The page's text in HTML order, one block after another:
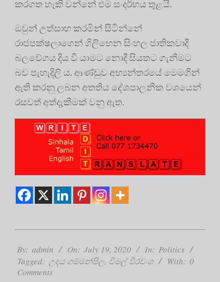
කරගත හැකි වන්නේ එම සංදර්භය තුළයි.
ඔවුන් උත්සාහ කරමින් සිටින්නේ
රාජපක්ෂලාගෙන් ගිලිහෙන සිංහල ජාතිකවාදී
බලවේගය දිය වී යාමට නොදී සියතට ගැනීමට
බව පැහැදිලි ය. ආණ්ඩුව අභ්‍යන්තරයේ මෙමගින්
ඇති කරනු ලබන අතතිය දේශපාලනික වශයෙන්
රසවත් අත්දැකීමක් වනු ඇත.
07-
19
By: admin On: July 19, 2020 In: Politics
Tagged: උදය ගම්මන්පිල, විමල් වීරවංශ With: 0
Comments